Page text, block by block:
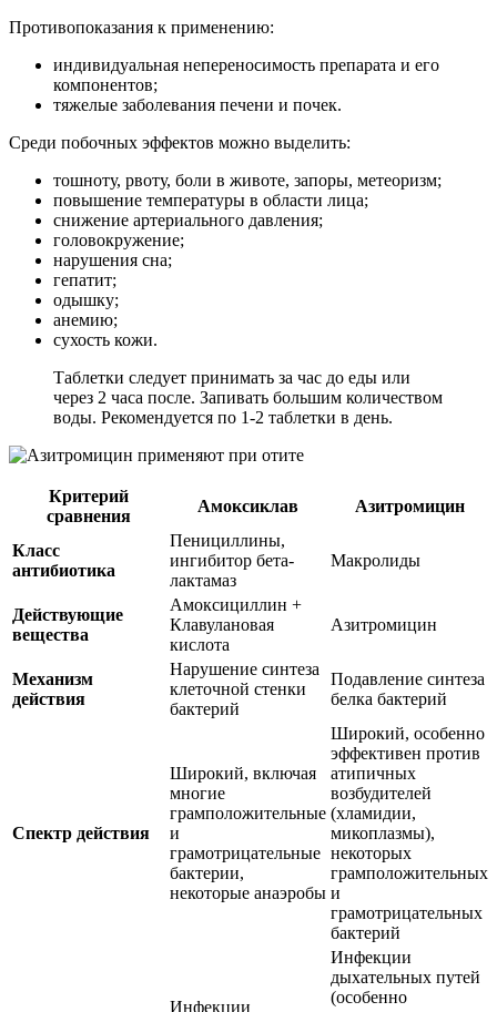
Противопоказания к применению:
индивидуальная непереносимость препарата и его
компонентов;
тяжелые заболевания печени и почек.
Среди побочных эффектов можно выделить:
тошноту, рвоту, боли в животе, запоры, метеоризм;
повышение температуры в области лица;
снижение артериального давления;
головокружение;
нарушения сна;
гепатит;
одышку;
анемию;
сухость кожи.
Таблетки следует принимать за час до еды или
через 2 часа после. Запивать большим количеством
воды. Рекомендуется по 1-2 таблетки в день.
Критерий
сравнения
Амоксиклав Азитромицин
Класс
антибиотика
Пенициллины,
ингибитор бета-
лактамаз
Макролиды
Действующие
вещества
Амоксициллин +
Клавулановая
кислота
Азитромицин
Механизм
действия
Нарушение синтеза
клеточной стенки
бактерий
Подавление синтеза
белка бактерий
Спектр действия
Широкий, включая
многие
грамположительные
и
грамотрицательные
бактерии,
некоторые анаэробы
Широкий, особенно
эффективен против
атипичных
возбудителей
(хламидии,
микоплазмы),
некоторых
грамположительных
и
грамотрицательных
бактерий
Инфекции
Инфекции
дыхательных путей
(особенно